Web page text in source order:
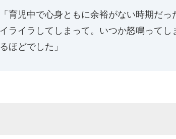
「育児中で心身ともに余裕がない時期だ
イライラしてしまって。いつか怒鳴って
るほどでした」